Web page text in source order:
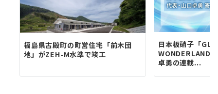
福島県古殿町の町営住宅「前木団
地」がZEH-M水準で竣工
日本板硝子「
WONDERLAND
卓勇の連載...